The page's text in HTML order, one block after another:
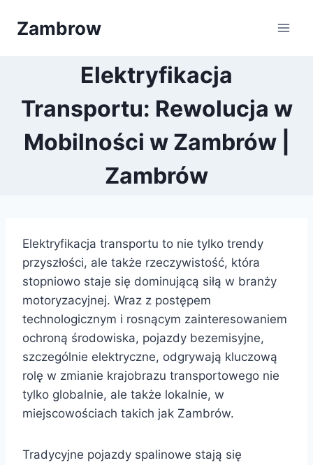
Zambrow
Elektryfikacja
Transportu: Rewolucja w
Mobilności w Zambrów |
Zambrów
Elektryfikacja transportu to nie tylko trendy
przyszłości, ale także rzeczywistość, która
stopniowo staje się dominującą siłą w branży
motoryzacyjnej. Wraz z postępem
technologicznym i rosnącym zainteresowaniem
ochroną środowiska, pojazdy bezemisyjne,
szczególnie elektryczne, odgrywają kluczową
rolę w zmianie krajobrazu transportowego nie
tylko globalnie, ale także lokalnie, w
miejscowościach takich jak Zambrów.
Tradycyjne pojazdy spalinowe stają się